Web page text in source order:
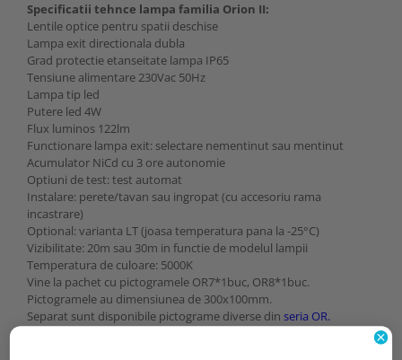
Specificatii tehnce lampa familia Orion II:
Lentile optice pentru spatii deschise
Lampa exit directionala dubla
Grad protectie etanseitate lampa IP65
Tensiune alimentare 230Vac 50Hz
Lampa tip led
Putere led 4W
Flux luminos 122lm
Functionare lampa exit: selectare nementinut sau mentinut
Acumulator NiCd cu 3 ore autonomie
Optiuni de test: test automat
Instalare: perete/tavan sau ingropat (cu accesoriu rama
incastrare)
Optional: varianta LT (joasa temperatura pana la -25°C)
Vizibilitate: 20m sau 30m in functie de modelul lampii
Temperatura de culoare: 5000K
Vine la pachet cu pictogramele OR7*1buc, OR8*1buc.
Pictogramele au dimensiunea de 300x100mm.
Separat sunt disponibile pictograme diverse din seria OR.